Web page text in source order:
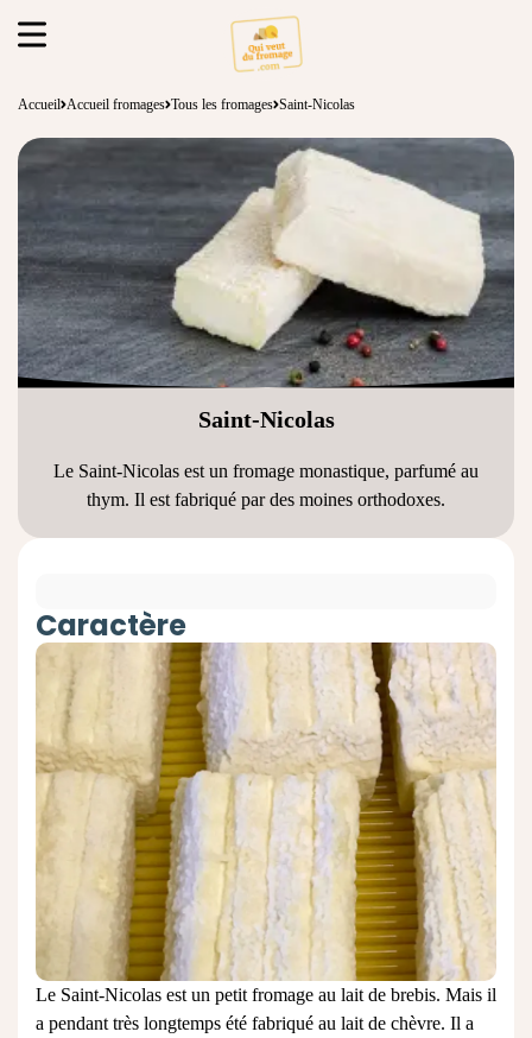
Accueil Accueil fromages Tous les fromages Saint-Nicolas
Saint-Nicolas
Le Saint-Nicolas est un fromage monastique, parfumé au
thym. Il est fabriqué par des moines orthodoxes.
Caractère
Le Saint-Nicolas est un petit fromage au lait de brebis. Mais il
a pendant très longtemps été fabriqué au lait de chèvre. Il a